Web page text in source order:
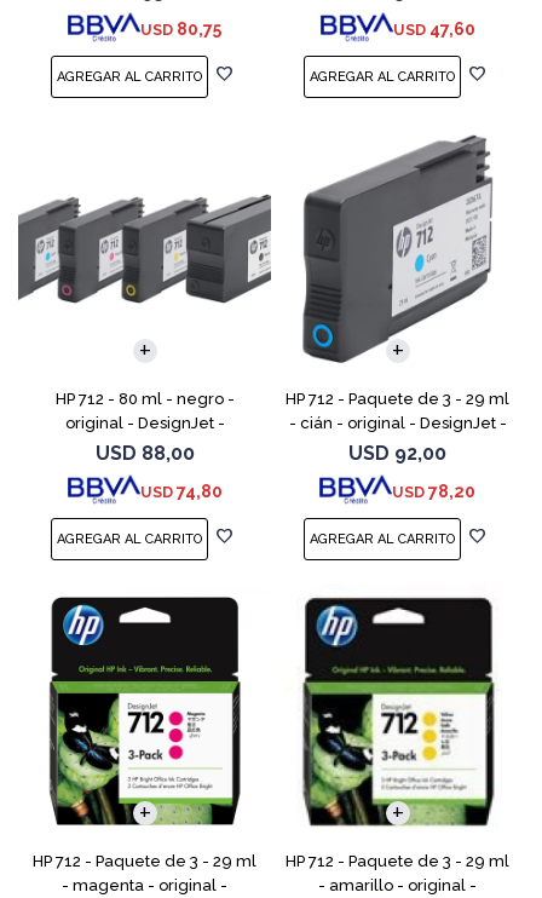
USD 80,75
DesignJet Studio, T210, T230,
T250, T630, T650
USD 47,60
HP 712 - 80 ml - negro -
original - DesignJet -
cartucho de tinta - para
DesignJet Studio, T210, T230,
T250, T630, T650
USD 88,00
USD 74,80
HP 712 - Paquete de 3 - 29 ml
- cián - original - DesignJet -
cartucho de tinta - para
DesignJet Studio, T210, T230,
T250, T630,
USD 92,00
USD 78,20
HP 712 - Paquete de 3 - 29 ml
- magenta - original -
HP 712 - Paquete de 3 - 29 ml
- amarillo - original -